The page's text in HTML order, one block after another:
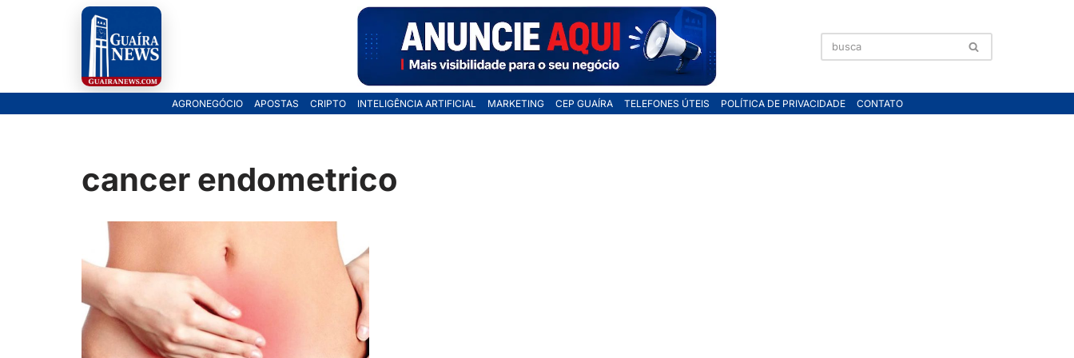
AGRONEGÓCIO APOSTAS CRIPTO INTELIGÊNCIA ARTIFICIAL MARKETING CEP GUAÍRA TELEFONES ÚTEIS POLÍTICA DE PRIVACIDADE CONTATO
cancer endometrico